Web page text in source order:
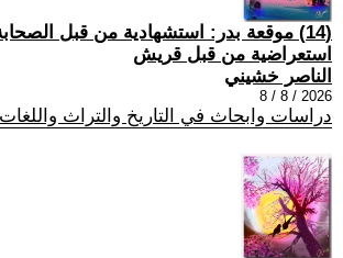
(14) موقعة بدر: استشهادية من قبل
استعراضية من قبل قريش
الناصر خشيني
2026 / 8 / 8
دراسات وابحاث في التاريخ والتراث واللغات